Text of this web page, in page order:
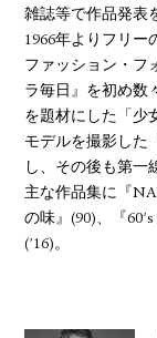
雑誌等で作品発表
1966年よりフリー
ファッション・フ
ラ毎日』を初め数
を題材にした「少
モデルを撮影した
し、その後も第一
主な作品集に『
の味』(90)、『60's
('16)。